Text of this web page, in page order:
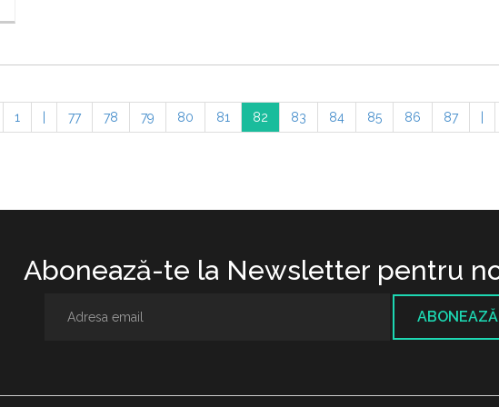
1 77 78 79 80 81 82 83 84 85 86 87
Abonează-te la Newsletter pentru